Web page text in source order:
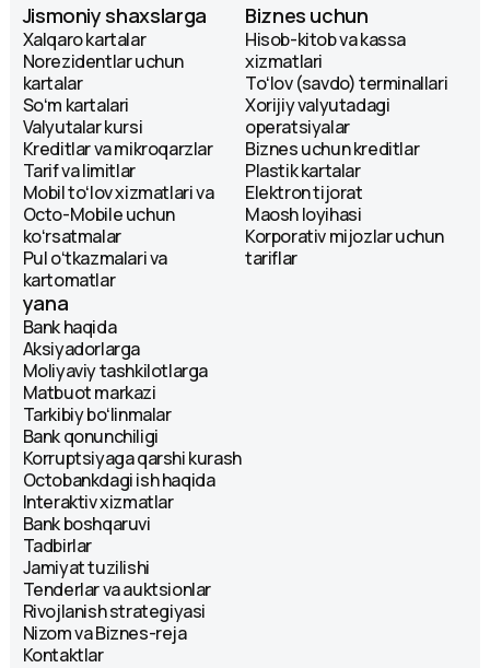
Jismoniy shaxslarga
Xalqaro kartalar
Norezidentlar uchun
kartalar
Soʻm kartalari
Valyutalar kursi
Kreditlar va mikroqarzlar
Tarif va limitlar
Mobil toʻlov xizmatlari va
Octo-Mobile uchun
koʻrsatmalar
Pul oʻtkazmalari va
kartomatlar
Biznes uchun
Hisob-kitob va kassa
xizmatlari
Toʻlov (savdo) terminallari
Xorijiy valyutadagi
operatsiyalar
Biznes uchun kreditlar
Plastik kartalar
Elektron tijorat
Maosh loyihasi
Korporativ mijozlar uchun
tariflar
yana
Bank haqida
Aksiyadorlarga
Moliyaviy tashkilotlarga
Matbuot markazi
Tarkibiy boʻlinmalar
Bank qonunchiligi
Korruptsiyaga qarshi kurash
Octobankdagi ish haqida
Interaktiv xizmatlar
Bank boshqaruvi
Tadbirlar
Jamiyat tuzilishi
Tenderlar va auktsionlar
Rivojlanish strategiyasi
Nizom va Biznes-reja
Kontaktlar